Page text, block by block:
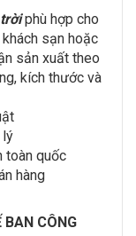
phù hợp cho
sạn hoặc
sản xuất theo
kích thước và
lý
toàn quốc
hàng
CÔNG